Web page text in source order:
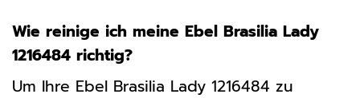
Wie reinige ich meine Ebel Brasilia Lady
1216484 richtig?
Um Ihre Ebel Brasilia Lady 1216484 zu